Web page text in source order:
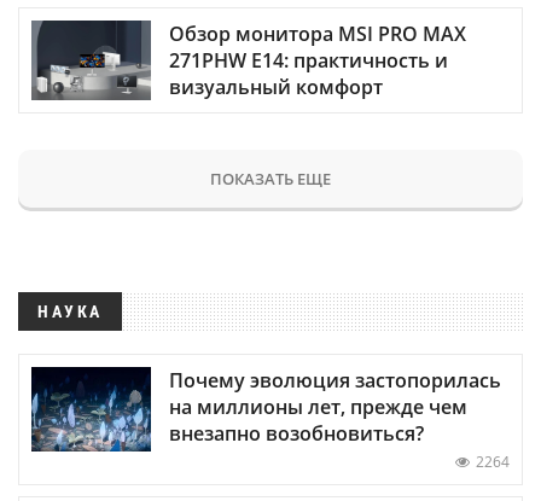
Обзор монитора MSI PRO MAX
271PHW E14: практичность и
визуальный комфорт
ПОКАЗАТЬ ЕЩЕ
НАУКА
Почему эволюция застопорилась
на миллионы лет, прежде чем
внезапно возобновиться?
2264